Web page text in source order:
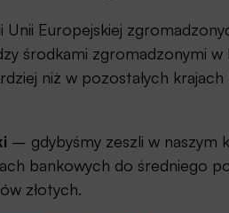
Europejskiej
środkami zgromadzonymi
niż w pozostałych
– gdybyśmy zeszli w naszym
bankowych do średniego
złotych.